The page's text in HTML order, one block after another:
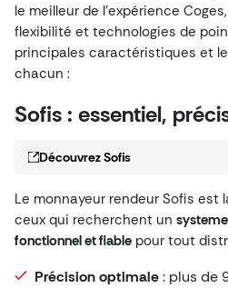
le meilleur de l’expérience
flexibilité et technologies de
principales caractéristiques et
chacun :
Sofis : essentiel,
Découvrez Sofis
Le monnayeur rendeur Sofis est
ceux qui recherchent un
fonctionnel et fiable pour tout
Précision optimale: plus de